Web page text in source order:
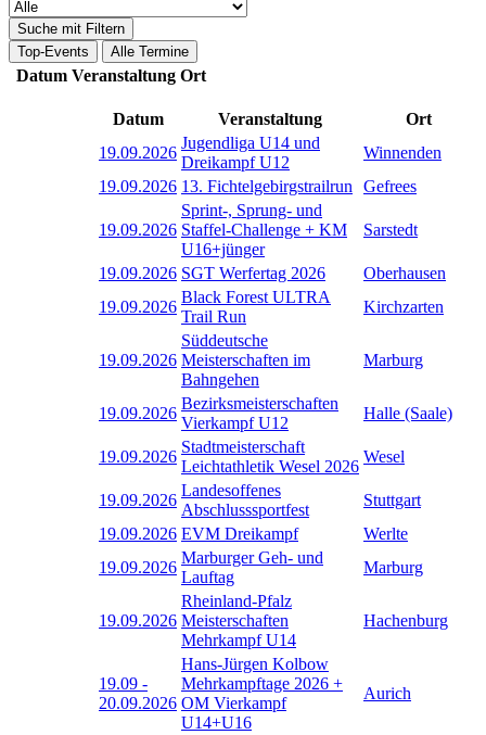
Suche mit Filtern
Top-Events
Alle Termine
Datum Veranstaltung Ort
Datum Veranstaltung
Ort
19.09.2026
Jugendliga U14 und
Dreikampf U12
Winnenden
19.09.2026 13. Fichtelgebirgstrailrun Gefrees
19.09.2026
Sprint-, Sprung- und
Staffel-Challenge + KM
U16+jünger
Sarstedt
19.09.2026 SGT Werfertag 2026
Oberhausen
19.09.2026
Black Forest ULTRA
Trail Run
Kirchzarten
19.09.2026
Süddeutsche
Meisterschaften im
Bahngehen
Marburg
19.09.2026
Bezirksmeisterschaften
Vierkampf U12
Halle (Saale)
19.09.2026
Stadtmeisterschaft
Leichtathletik Wesel 2026
Wesel
19.09.2026
Landesoffenes
Abschlusssportfest
Stuttgart
19.09.2026 EVM Dreikampf
Werlte
19.09.2026
Marburger Geh- und
Lauftag
Marburg
19.09.2026
Rheinland-Pfalz
Meisterschaften
Mehrkampf U14
Hachenburg
19.09 -
20.09.2026
Hans-Jürgen Kolbow
Mehrkampftage 2026 +
OM Vierkampf
U14+U16
Aurich